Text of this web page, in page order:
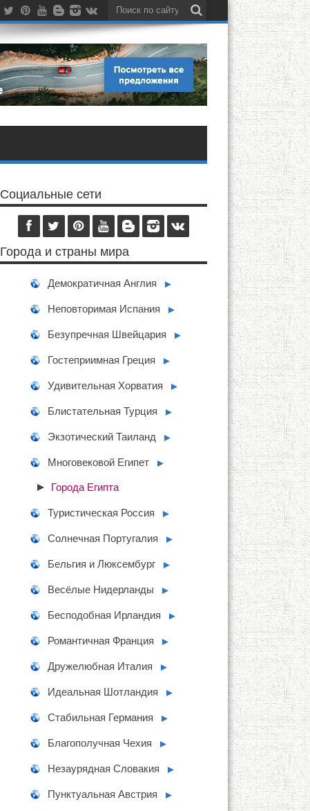
Социальные сети
Города и страны мира
Демократичная Англия ►
Неповторимая Испания ►
Безупречная Швейцария ►
Гостеприимная Греция ►
Удивительная Хорватия ►
Блистательная Турция ►
Экзотический Таиланд ►
Многовековой Египет ►
Города Египта
Туристическая Россия ►
Солнечная Португалия ►
Бельгия и Люксембург ►
Весёлые Нидерланды ►
Бесподобная Ирландия ►
Романтичная Франция ►
Дружелюбная Италия ►
Идеальная Шотландия ►
Стабильная Германия ►
Благополучная Чехия ►
Незаурядная Словакия ►
Пунктуальная Австрия ►